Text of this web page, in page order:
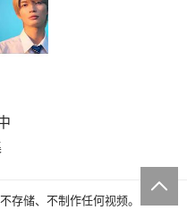
存储、不制作任何视频。